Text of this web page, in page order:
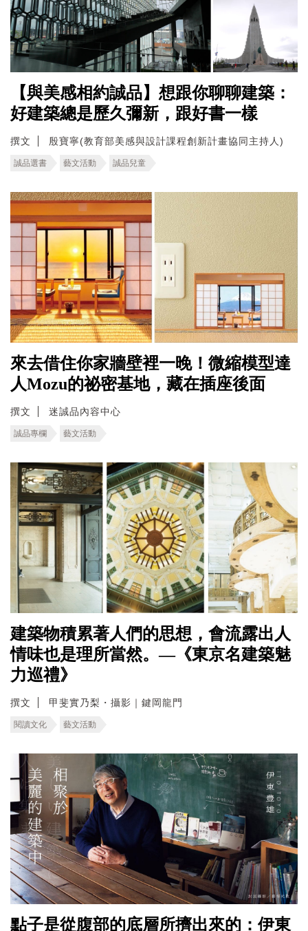
【與美感相約誠品】想跟你聊聊建築：
好建築總是歷久彌新，跟好書一樣
撰文 殷寶寧(教育部美感與設計課程創新計畫協同主持人)
誠品選書 藝文活動 誠品兒童
來去借住你家牆壁裡一晚！微縮模型達
人Mozu的祕密基地，藏在插座後面
撰文 迷誠品內容中心
誠品專欄 藝文活動
建築物積累著人們的思想，會流露出人
情味也是理所當然。—《東京名建築魅
力巡禮》
撰文 甲斐實乃梨・攝影｜鍵岡龍門
閱讀文化 藝文活動
點子是從腹部的底層所擠出來的：伊東